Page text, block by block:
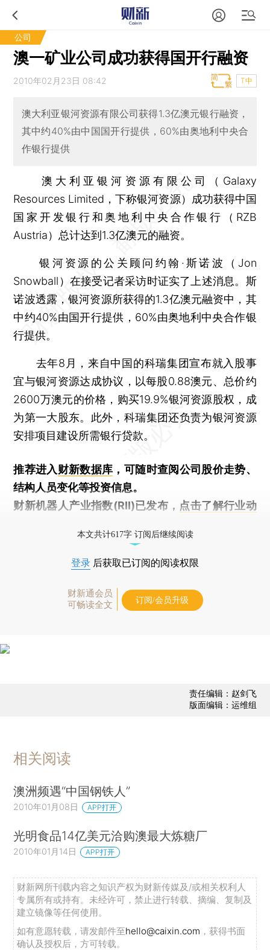
公司
澳一矿业公司成功获得国开行融资
2010年02月23日 08:42 T中
澳大利亚银河资源有限公司获得1.3亿澳元银行融资，
其中约40%由中国国开行提供，60%由奥地利中央合
作银行提供
澳大利亚银河资源有限公司（Galaxy
Resources Limited，下称银河资源）成功获得中国
国家开发银行和奥地利中央合作银行（RZB
Austria）总计达到1.3亿澳元的融资。
银河资源的公关顾问约翰·斯诺波（Jon
Snowball）在接受记者采访时证实了上述消息。斯
诺波透露，银河资源所获得的1.3亿澳元融资中，其
中约40%由国开行提供，60%由奥地利中央合作银
行提供。
去年8月，来自中国的科瑞集团宣布就入股事
宜与银河资源达成协议，以每股0.88澳元、总价约
2600万澳元的价格，购买19.9%银河资源股权，成
为第一大股东。此外，科瑞集团还负责为银河资源
安排项目建设所需银行贷款。
推荐进入财新数据库 ，可随时查阅公司股价走势、
结构人员变化等投资信息。
财新机器人产业指数(RII)已发布， 点击了解行业动
本文共计617字 订阅后继续阅读
登录 后获取已订阅的阅读权限
财新通会员
可畅读全文
订阅/会员升级
责任编辑：赵剑飞
版面编辑：运维组
相关阅读
澳洲频遇“中国钢铁人”
2010年01月08日 APP打开
光明食品14亿美元洽购澳最大炼糖厂
2010年01月14日 APP打开
财新网所刊载内容之知识产权为财新传媒及/或相关权利人
专属所有或持有。未经许可，禁止进行转载、摘编、复制及
建立镜像等任何使用。
如有意愿转载，请发邮件至hello@caixin.com ，获得书面
确认及授权后，方可转载。